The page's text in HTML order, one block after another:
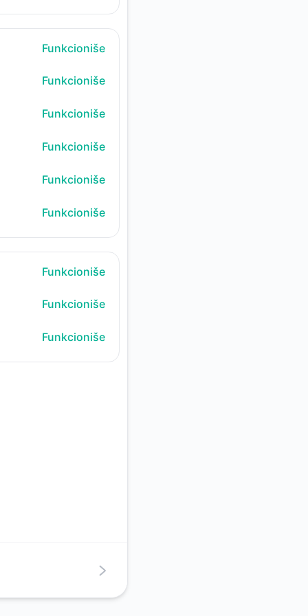
Funkcioniše
Funkcioniše
Funkcioniše
Funkcioniše
Funkcioniše
Funkcioniše
Funkcioniše
Funkcioniše
Funkcioniše